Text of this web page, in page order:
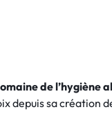
de l’hygiène
depuis sa création